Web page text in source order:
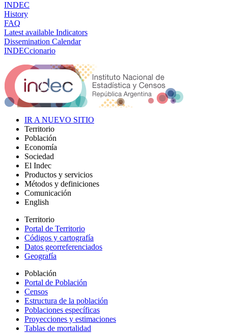
INDEC
History
FAQ
Latest available Indicators
Dissemination Calendar
INDECcionario
IR A NUEVO SITIO
Territorio
Población
Economía
Sociedad
El Indec
Productos y servicios
Métodos y definiciones
Comunicación
English
Territorio
Portal de Territorio
Códigos y cartografía
Datos georreferenciados
Geografía
Población
Portal de Población
Censos
Estructura de la población
Poblaciones específicas
Proyecciones y estimaciones
Tablas de mortalidad